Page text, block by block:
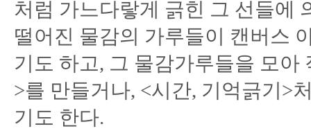
처럼 가느다랗게 긁힌 그 선들에
떨어진 물감의 가루들이 캔버스
기도 하고, 그 물감가루들을 모
>를 만들거나, <시간, 기억긁기>
기도 한다.